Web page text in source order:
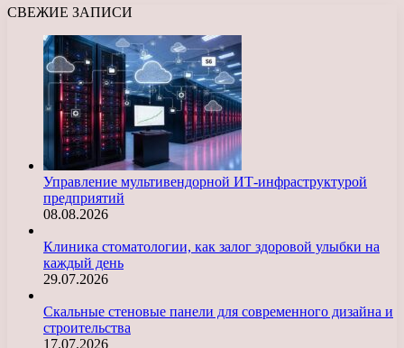
СВЕЖИЕ ЗАПИСИ
Управление мультивендорной ИТ-инфраструктурой
предприятий
08.08.2026
Клиника стоматологии, как залог здоровой улыбки на
каждый день
29.07.2026
Скальные стеновые панели для современного дизайна и
строительства
17.07.2026